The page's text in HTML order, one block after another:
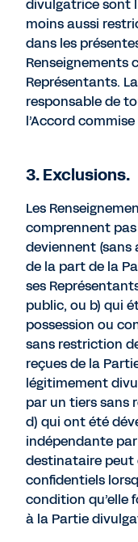
divulgatrice sont
moins aussi
dans les
Renseignements
Représentants.
responsable de
l’Accord
3. Exclusions.
Les
comprennent
deviennent
de la part de la
ses
public, ou b) qui
possession ou
sans restriction
reçues de la
légitimement
par un tiers sans
d) qui ont été
indépendante
destinataire peut
confidentiels
condition qu’elle
à la Partie